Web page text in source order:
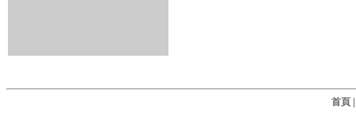
首頁